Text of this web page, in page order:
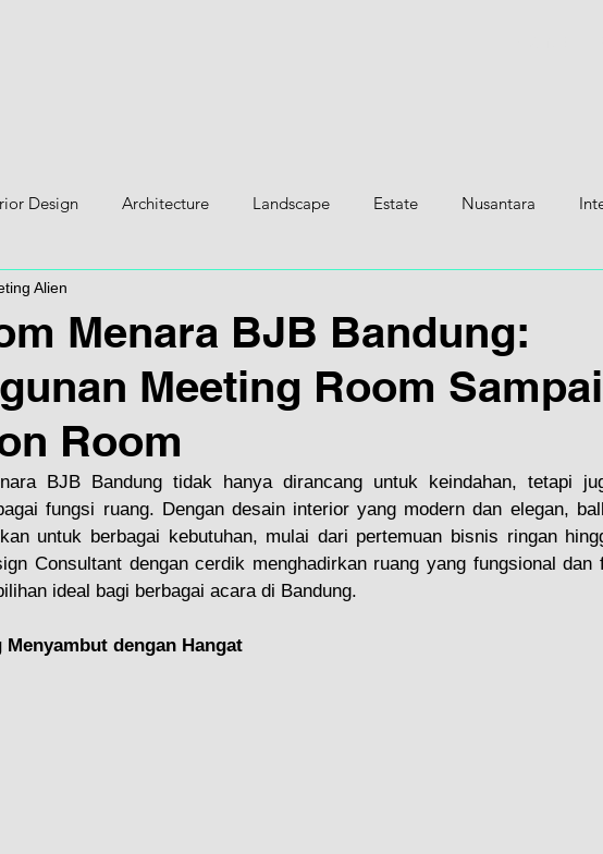
Design Architecture Landscape Estate Nusantara
Menara BJB Bandung:
Meeting Room Sampai
Room
Alien
BJB Bandung tidak hanya dirancang untuk keindahan, tetapi
fungsi ruang. Dengan desain interior yang modern dan elegan,
untuk berbagai kebutuhan, mulai dari pertemuan bisnis ringan
Consultant dengan cerdik menghadirkan ruang yang fungsional dan
ideal bagi berbagai acara di Bandung.
dengan Hangat